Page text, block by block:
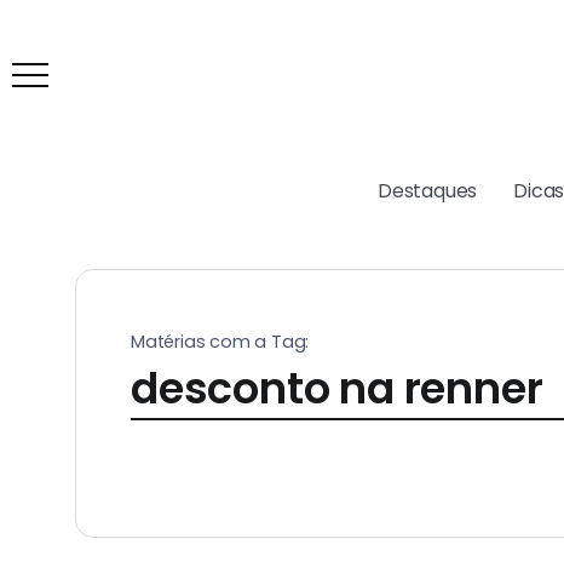
Destaques Dicas
Matérias com a Tag:
desconto na renner